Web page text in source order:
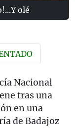
olé
Nacional
tras una
en una
de Badajoz